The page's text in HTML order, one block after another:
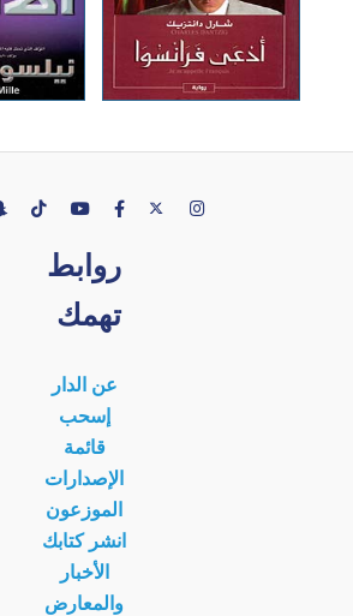
روابط
تهمك
عن الدار
إسحب
قائمة
الإصدارات
الموزعون
انشر كتابك
الأخبار
والمعارض